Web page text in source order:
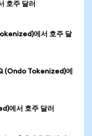
호주 달러
에서 호주 달
(Ondo Tokenized)에
에서 호주 달러